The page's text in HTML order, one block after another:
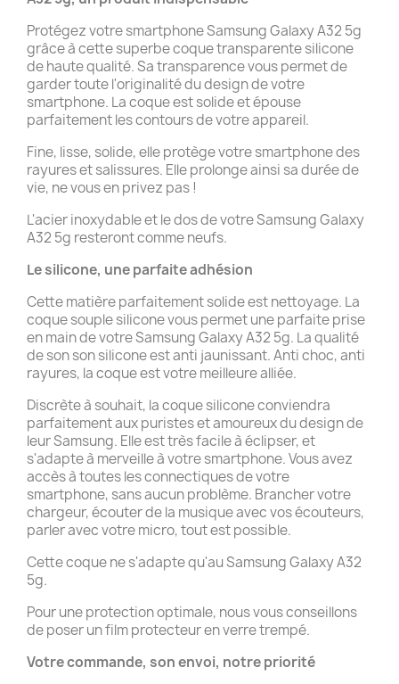
Protégez votre smartphone Samsung Galaxy A32 5g
grâce à cette superbe coque transparente silicone
de haute qualité. Sa transparence vous permet de
garder toute l'originalité du design de votre
smartphone. La coque est solide et épouse
parfaitement les contours de votre appareil.
Fine, lisse, solide, elle protège votre smartphone des
rayures et salissures. Elle prolonge ainsi sa durée de
vie, ne vous en privez pas !
L'acier inoxydable et le dos de votre Samsung Galaxy
A32 5g resteront comme neufs.
Le silicone, une parfaite adhésion
Cette matière parfaitement solide est nettoyage. La
coque souple silicone vous permet une parfaite prise
en main de votre Samsung Galaxy A32 5g. La qualité
de son son silicone est anti jaunissant. Anti choc, anti
rayures, la coque est votre meilleure alliée.
Discrète à souhait, la coque silicone conviendra
parfaitement aux puristes et amoureux du design de
leur Samsung. Elle est très facile à éclipser, et
s'adapte à merveille à votre smartphone. Vous avez
accès à toutes les connectiques de votre
smartphone, sans aucun problème. Brancher votre
chargeur, écouter de la musique avec vos écouteurs,
parler avec votre micro, tout est possible.
Cette coque ne s'adapte qu'au Samsung Galaxy A32
5g.
Pour une protection optimale, nous vous conseillons
de poser un film protecteur en verre trempé.
Votre commande, son envoi, notre priorité